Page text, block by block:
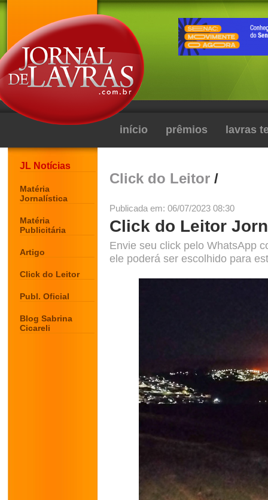
início prêmios lavras
JL Notícias
Matéria
Jornalística
Matéria
Publicitária
Artigo
Click do Leitor
Publ. Oficial
Blog Sabrina
Cicareli
Click do Leitor /
Publicada em: 06/07/2023 08:30
Click do Leitor
Envie seu click pelo WhatsApp
ele poderá ser escolhido para